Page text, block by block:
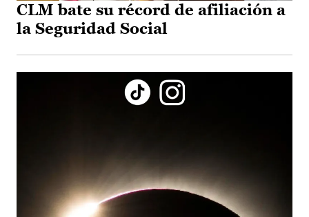
CLM bate su récord de afiliación a
la Seguridad Social